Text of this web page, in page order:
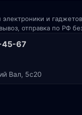
электроники и
отправка по РФ
45-67
Вал, 5с20